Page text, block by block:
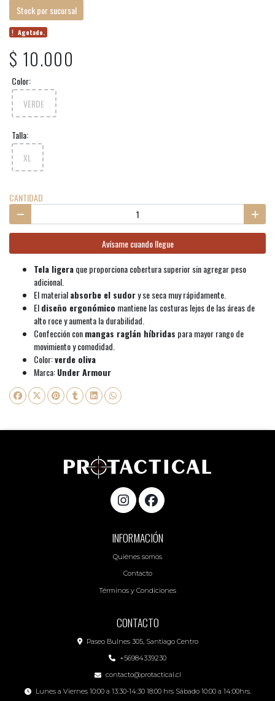
Stock por sucursal
Agotado.
$ 10.000
Color:
VERDE
Talla:
XL
CANTIDAD
Avísame cuando llegue
Tela ligeraque proporciona cobertura superior sin agregar peso
adicional.
El materialabsorbe el sudory se seca muy rápidamente.
Eldiseño ergonómico mantiene las costuras lejos de las áreas de
alto roce y aumenta la durabilidad.
Confección conmangas raglán híbridas para mayor rango de
movimiento y comodidad.
Color:verde oliva
Marca:Under Armour
INFORMACIÓN
Quiénes somos
Contacto
Términos y Condiciones
CONTACTO
Paseo Bulnes 305, Santiago Centro
+56984339230
contacto@protactical.cl
Lunes a Viernes 10:00 a 13:30-14:30 18:00 hrs Sábado 10:00 a 14:00hrs.